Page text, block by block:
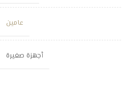
عامين
أجهزة صغيرة